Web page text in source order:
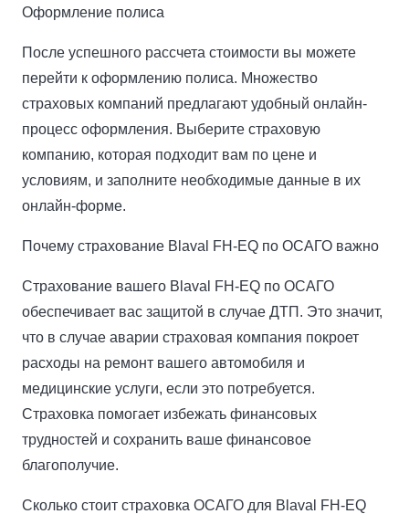
Оформление полиса
После успешного рассчета стоимости вы можете
перейти к оформлению полиса. Множество
страховых компаний предлагают удобный онлайн-
процесс оформления. Выберите страховую
компанию, которая подходит вам по цене и
условиям, и заполните необходимые данные в их
онлайн-форме.
Почему страхование Blaval FH-EQ по ОСАГО важно
Страхование вашего Blaval FH-EQ по ОСАГО
обеспечивает вас защитой в случае ДТП. Это значит,
что в случае аварии страховая компания покроет
расходы на ремонт вашего автомобиля и
медицинские услуги, если это потребуется.
Страховка помогает избежать финансовых
трудностей и сохранить ваше финансовое
благополучие.
Сколько стоит страховка ОСАГО для Blaval FH-EQ